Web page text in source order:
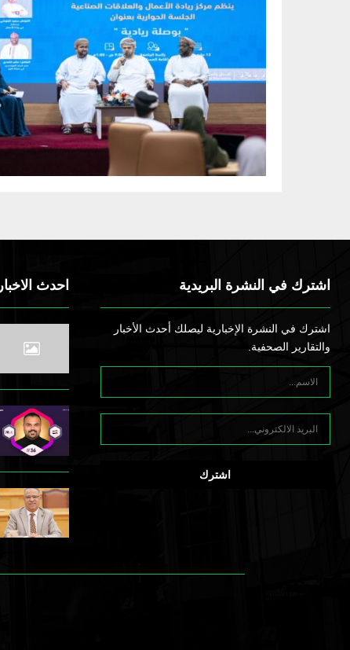
اشترك في النشرة البريدية
اشترك في النشرة الإخبارية ليصلك أحدث الأخبار
والتقارير الصحفية.
احدث الاخبار